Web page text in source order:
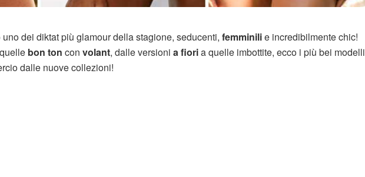
dei diktat più glamour della stagione, seducenti, femminilie incredibilmente chic!
bon ton con volant, dalle versioni a fioria quelle imbottite, ecco i più bei modelli
dalle nuove collezioni!